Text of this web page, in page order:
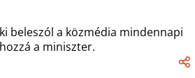
beleszól a közmédia mindennapi
a miniszter.